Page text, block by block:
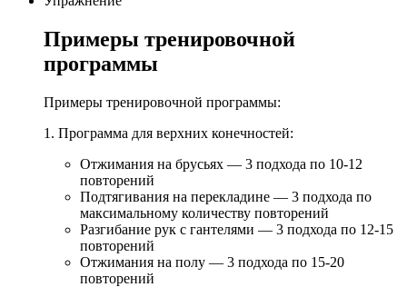
Примеры тренировочной
программы
Примеры тренировочной программы:
1. Программа для верхних конечностей:
Отжимания на брусьях — 3 подхода по 10-12
повторений
Подтягивания на перекладине — 3 подхода по
максимальному количеству повторений
Разгибание рук с гантелями — 3 подхода по 12-15
повторений
Отжимания на полу — 3 подхода по 15-20
повторений